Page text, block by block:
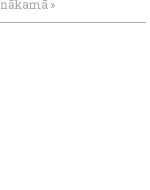
nākamā »